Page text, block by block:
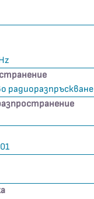
радиоразпръскване